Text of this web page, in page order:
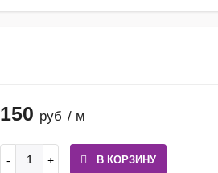
150 руб / м
В КОРЗИНУ